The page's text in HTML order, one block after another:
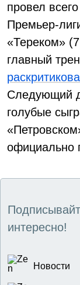
провел
Премьер-
«Тереком»
главный
Следующий
голубые
официально
интересно!
Новости